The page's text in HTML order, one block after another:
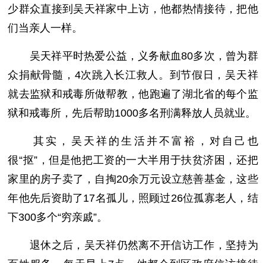
少群众直接到吴天祥家中上访，他都热情接待，把他
们当亲人一样。
吴天祥平时热爱公益，义务献血80多次，曾为群
众捐献骨髓，4次跳入长江救人。到节假日，吴天祥
就去监狱和戒毒所做帮教，他跑遍了湖北省的每个监
狱和戒毒所，先后帮助1000多名刑满释放人员就业。
其实，吴天祥的生活并不富裕，对自己也
很“抠”，但是他把工资的一大半用于扶贫济困，还把
家里的房子卖了，自掏20余万元设立慈善基金，这些
年他先后资助了17名孤儿，照顾过26位孤寡老人，结
下300多个“穷亲戚”。
退休之后，吴天祥仍然离不开信访工作，坚持为